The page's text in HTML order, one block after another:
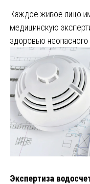
Каждое живое лицо
медицинскую
здоровью неопасного
Экспертиза